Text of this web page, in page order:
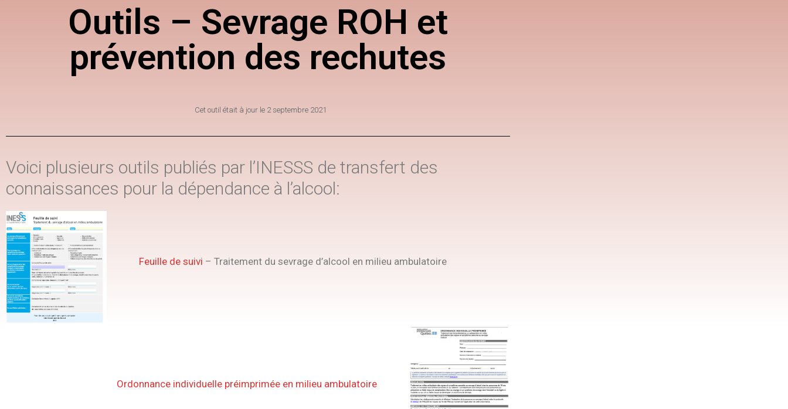
Outils – Sevrage ROH et
prévention des rechutes
Cet outil était à jour le 2 septembre 2021
Voici plusieurs outils publiés par l’INESSS de transfert des
connaissances pour la dépendance à l’alcool:
Feuille de suivi – Traitement du sevrage d’alcool en milieu ambulatoire
Ordonnance individuelle préimprimée en milieu ambulatoire